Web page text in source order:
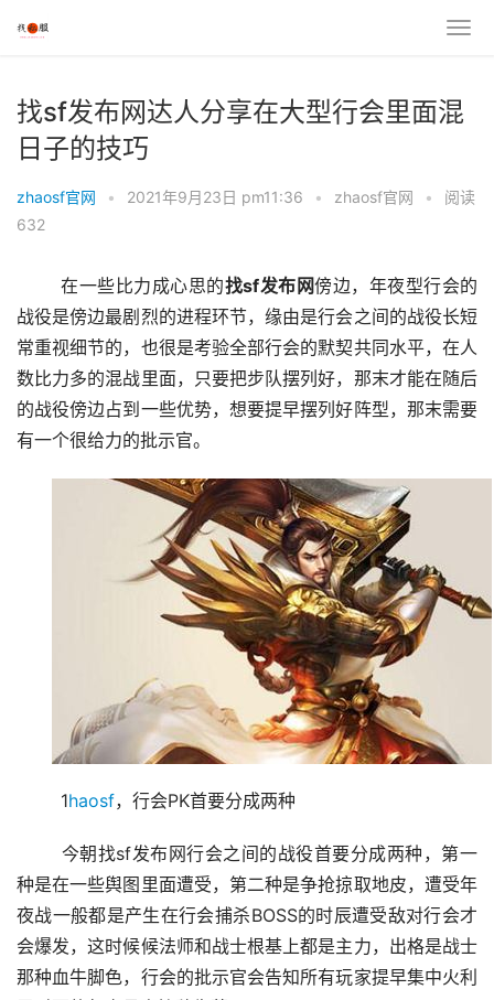
找sf发布网达人分享在大型行会里面混
日子的技巧
zhaosf官网 • 2021年9月23日 pm11:36 • zhaosf官网 •
阅读
632
	在一些比力成心思的
找sf发布网傍边，年夜型行会的
战役是傍边最剧烈的进程环节，缘由是行会之间的战役长短
常重视细节的，也很是考验全部行会的默契共同水平，在人
数比力多的混战里面，只要把步队摆列好，那末才能在随后
的战役傍边占到一些优势，想要提早摆列好阵型，那末需要
有一个很给力的批示官。
	1
haosf，行会PK首要分成两种
种是在一些舆图里面遭受，第二种是争抢掠取地皮，遭受年
夜战一般都是产生在行会捕杀BOSS的时辰遭受敌对行会才
会爆发，这时候候法师和战士根基上都是主力，出格是战士
那种血牛脚色，行会的批示官会告知所有玩家提早集中火利